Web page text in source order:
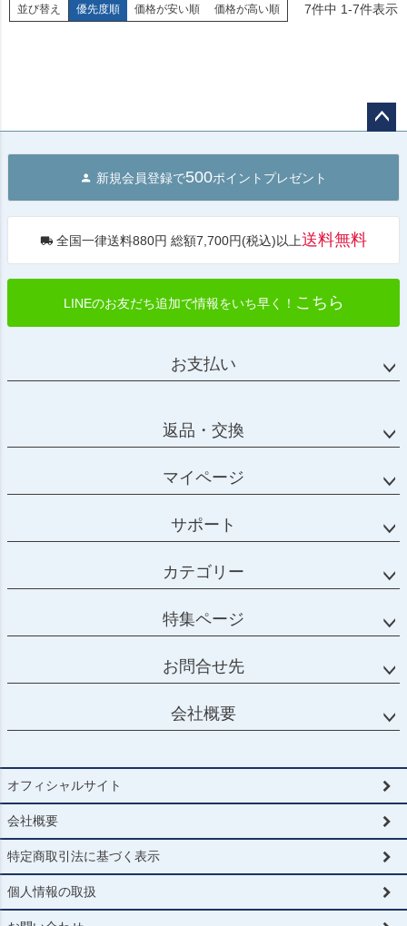
並び替え 優先度順 価格が安い順 価格が高い順 7件中 1-7件表示
へ
新規会員登録で500ポイントプレゼント
全国一律送料880円 総額7,700円(税込)以上送料無料
LINEのお友だち追加で情報をいち早く！ こちら
お支払い
返品・交換
マイページ
サポート
カテゴリー
特集ページ
お問合せ先
会社概要
オフィシャルサイト
会社概要
特定商取引法に基づく表示
個人情報の取扱